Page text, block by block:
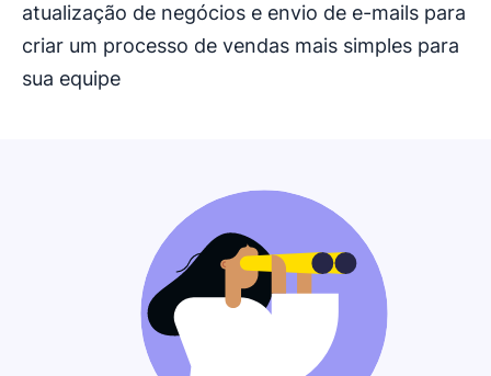
atualização de negócios e envio de e-mails para
criar um processo de vendas mais simples para
sua equipe